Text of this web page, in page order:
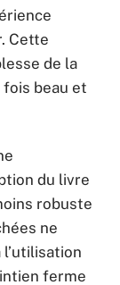
Cette
de la
beau et
du livre
robuste
ne
ferme